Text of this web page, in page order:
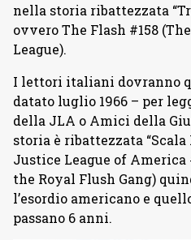
nella storia ribattezzata
ovvero The Flash #158
League).
I lettori italiani dovranno
datato luglio 1966 – per
della JLA o Amici della
storia è ribattezzata “Scala
Justice League of America
the Royal Flush Gang)
l’esordio americano e
passano 6 anni.